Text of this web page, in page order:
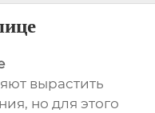
вырастить
но для этого